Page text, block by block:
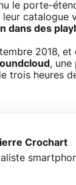
le porte-
catalogue
dans des
2018,
, une
trois heures
Crochart